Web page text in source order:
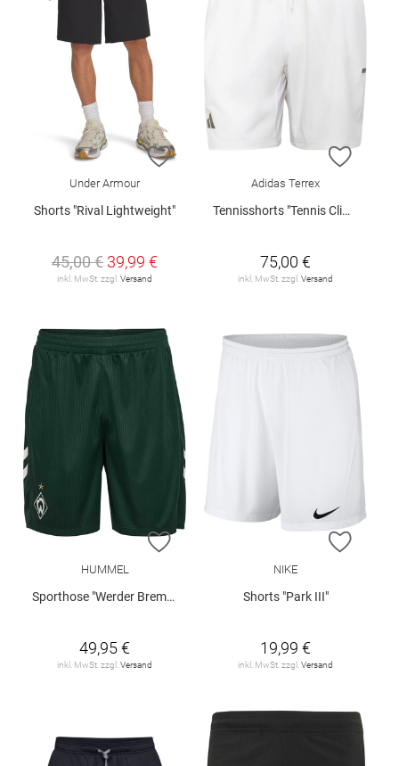
ZUR WUNSCHLISTE HINZUFÜGEN
Under Armour
Shorts "Rival Lightweight"
45,00 € 39,99 €
inkl. MwSt. zzgl. Versand
ZUR
Adidas Terrex
Tennisshorts "Tennis Climacool"
75,00 €
inkl. MwSt. zzgl. Versand
ZUR WUNSCHLISTE HINZUFÜGEN
HUMMEL
Sporthose "Werder Bremen Away 26/27"
49,95 €
inkl. MwSt. zzgl. Versand
ZUR
NIKE
Shorts "Park III"
19,99 €
inkl. MwSt. zzgl. Versand